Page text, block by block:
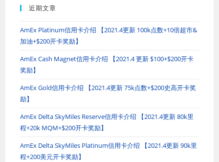
近期文章
AmEx Platinum信用卡介绍 【2021.4更新 100k点数+10倍超市&
加油+$200开卡奖励】
AmEx Cash Magnet信用卡介绍 【2021.4 更新 $100+$200开卡
奖励】
AmEx Gold信用卡介绍 【2021.4更新 75k点数+$200史高开卡奖
励】
AmEx Delta SkyMiles Reserve信用卡介绍 【2021.4更新 80k里
程+20k MQM+$200开卡奖励】
AmEx Delta SkyMiles Platinum信用卡介绍 【2021.4更新 90k里
程+200美元开卡奖励】